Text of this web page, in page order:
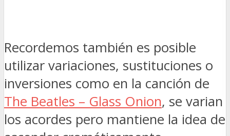
Recordemos también es posible
utilizar variaciones, sustituciones o
inversiones como en la canción de
The Beatles – Glass Onion, se varian
los acordes pero mantiene la idea de